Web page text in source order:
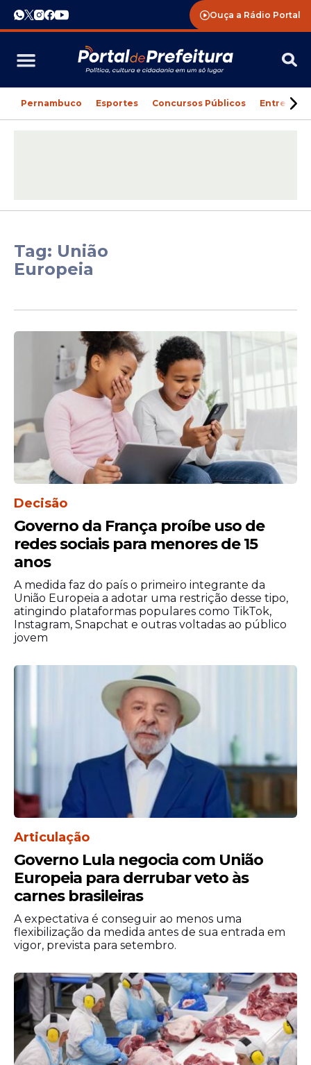
Ouça a Rádio Portal
Pernambuco Esportes Concursos Públicos
Tag: União
Europeia
Decisão
Governo da França proíbe uso de
redes sociais para menores de 15
anos
A medida faz do país o primeiro integrante da
União Europeia a adotar uma restrição desse tipo,
atingindo plataformas populares como TikTok,
Instagram, Snapchat e outras voltadas ao público
jovem
Articulação
Governo Lula negocia com União
Europeia para derrubar veto às
carnes brasileiras
A expectativa é conseguir ao menos uma
flexibilização da medida antes de sua entrada em
vigor, prevista para setembro.